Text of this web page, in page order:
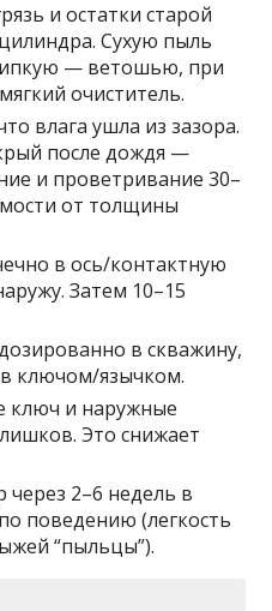
и остатки старой
Сухую пыль
— ветошью, при
очиститель.
влага ушла из зазора.
после дождя —
и проветривание 30–
от толщины
в ось/контактную
Затем 10–15
в скважину,
ключом/язычком.
ключ и наружные
Это снижает
2–6 недель в
поведению (легкость
“пыльцы”).